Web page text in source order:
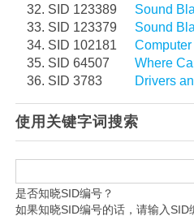
SID 123389
Sound
SID 123379
Sound
SID 102181
SID 64507
Where
SID 3783
Drivers
使用关键字词搜索
是否知晓SID编号？
如果知晓SID编号的话，请输入SID